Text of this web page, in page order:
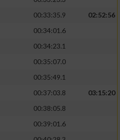
00:33:35.9
02:52:56
00:34:01.6
00:34:23.1
00:35:07.0
00:35:49.1
00:37:03.8
03:15:20
00:38:05.8
00:39:01.6
Personalisierung
Auswahl
von Inhalten
Statistiken
aus